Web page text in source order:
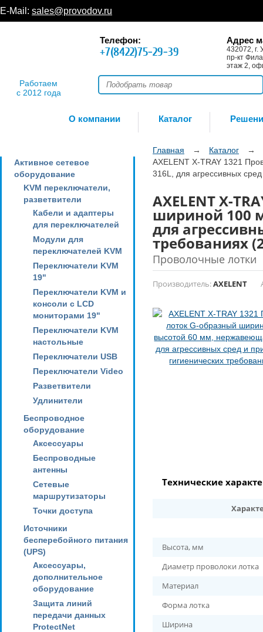
E-Mail: sales@provodov.ru
Работаем
с 2012 года
Телефон:
+7(8422)75-29-39
Адрес
432072, г.
пр-кт
этаж 2,
О компании Каталог
Активное сетевое
оборудование
KVM переключатели,
разветвители
Кабели и адаптеры
для переключателей
Модули для
переключателей KVM
Переключатели KVM
19"
Переключатели KVM и
консоли с LCD
мониторами 19"
Переключатели KVM
настольные
Переключатели USB
Переключатели Video
Разветвители
Удлинители
Беспроводное
оборудование
Аксессуары
Беспроводные
антенны
Сетевые
маршрутизаторы
Точки доступа
Источники
бесперебойного питания
(UPS)
Аксессуары,
дополнительное
оборудование
Защита линий
передачи данных
ProtectNet
Главная → Каталог
→
AXELENT X-TRAY 1321
316L, для агрессивных
AXELENT X-
шириной 100
для
требованиях
Проволочные лотки
Производитель:AXELENT
Технические
Высота, мм
Диаметр проволоки лотка
Материал
Форма лотка
Ширина